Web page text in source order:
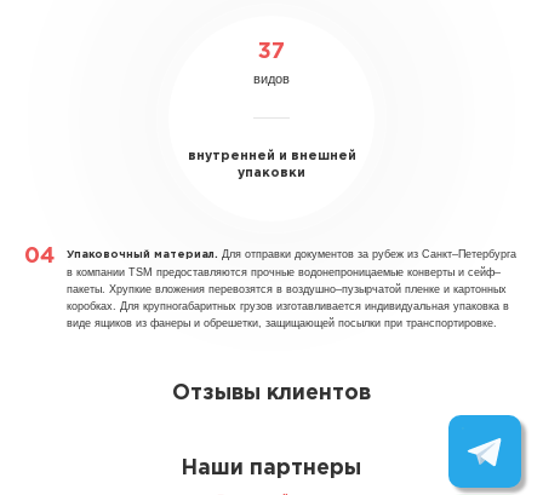
37
видов
внутренней и внешней
упаковки
Упаковочный материал. Для отправки документов за рубеж из Санкт–Петербурга
в компании TSM предоставляются прочные водонепроницаемые конверты и сейф–
пакеты. Хрупкие вложения перевозятся в воздушно–пузырчатой пленке и картонных
коробках. Для крупногабаритных грузов изготавливается индивидуальная упаковка в
виде ящиков из фанеры и обрешетки, защищающей посылки при транспортировке.
Отзывы клиентов
Наши партнеры